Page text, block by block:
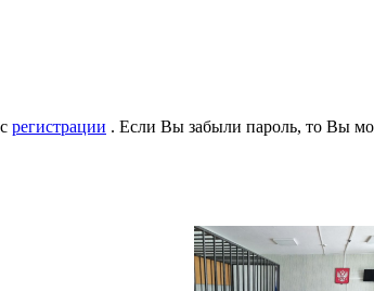
регистрации . Если Вы забыли пароль, то Вы